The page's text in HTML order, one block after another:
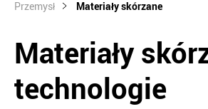
Przemysł Materiały skórzane
Materiały
technologie